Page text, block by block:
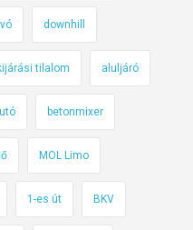
:
y
n
s
downhill
tilalom aluljáró
betonmixer
MOL Limo
1-es út BKV